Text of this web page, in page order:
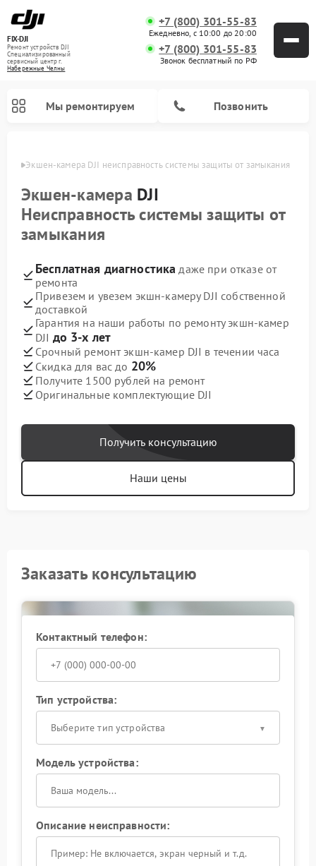
FIX-DJI
Ремонт устройств DJI
Специализированный
cервисный центр г.
Набережные Челны
+7 (800) 301-55-83
Ежедневно, с 10:00 до 20:00
+7 (800) 301-55-83
Звонок бесплатный по РФ
Мы ремонтируем Позвонить
Экшен-камера DJI неисправность системы защиты от замыкания
Экшен-камера DJI
Неисправность системы защиты от
замыкания
Бесплатная диагностика даже при отказе от
ремонта
Привезем и увезем экшн-камеру DJI собственной
доставкой
Гарантия на наши работы по ремонту экшн-камер
DJI до 3-х лет
Срочный ремонт экшн-камер DJI в течении часа
Скидка для вас до 20%
Получите 1500 рублей на ремонт
Оригинальные комплектующие DJI
Получить консультацию
Наши цены
Заказать консультацию
Контактный телефон:
Тип устройства:
Выберите тип устройства
Модель устройства:
Описание неисправности: